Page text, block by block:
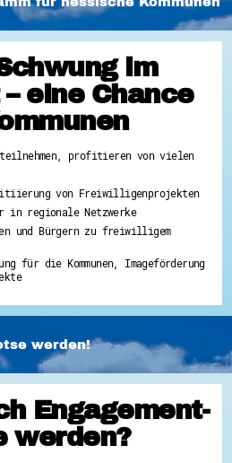
im
eine Chance
teilnehmen, profitieren von vielen
von Freiwilligenprojekten
in regionale Netzwerke
und Bürgern zu freiwilligem
für die Kommunen, Imageförderung
werden!
Engagement-
werden?